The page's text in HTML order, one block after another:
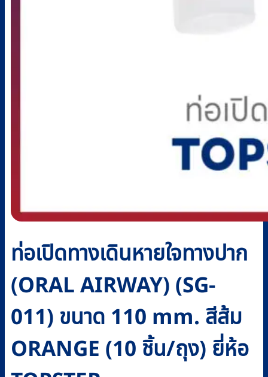
ท่อเปิดทางเดินหายใจทางปาก
(ORAL AIRWAY) (SG-
011) ขนาด 110 mm. สีส้ม
ORANGE (10 ชิ้น/ถุง) ยี่ห้อ